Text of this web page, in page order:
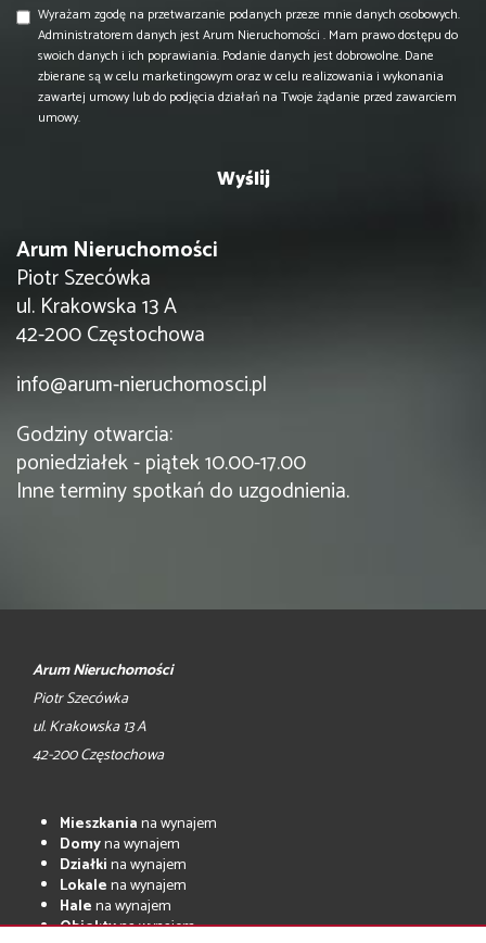
Wyrażam zgodę na przetwarzanie podanych przeze mnie danych osobowych.
Administratorem danych jest Arum Nieruchomości . Mam prawo dostępu do
swoich danych i ich poprawiania. Podanie danych jest dobrowolne. Dane
zbierane są w celu marketingowym oraz w celu realizowania i wykonania
zawartej umowy lub do podjęcia działań na Twoje żądanie przed zawarciem
umowy.
Arum Nieruchomości
Piotr Szecówka
ul. Krakowska 13 A
42-200 Częstochowa
info@arum-nieruchomosci.pl
Godziny otwarcia:
poniedziałek - piątek 10.00-17.00
Inne terminy spotkań do uzgodnienia.
Arum Nieruchomości
Piotr Szecówka
ul. Krakowska 13 A
42-200 Częstochowa
Mieszkaniana wynajem
Domyna wynajem
Działkina wynajem
Lokalena wynajem
Halena wynajem
Obiektyna wynajem